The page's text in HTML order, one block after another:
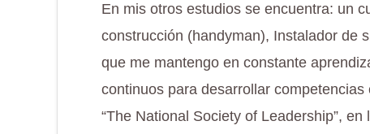
En mis otros estudios se encuentra: un
construcción (handyman), Instalador de
que me mantengo en constante
continuos para desarrollar
“The National Society of Leadership”,